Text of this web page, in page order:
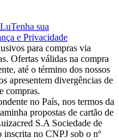
Tenha sua
e Privacidade
para compras via
Ofertas válidas na compra
até o término dos nossos
apresentem divergências de
compras.
no País, nos termos da
propostas de cartão de
S.A Sociedade de
no CNPJ sob o nº